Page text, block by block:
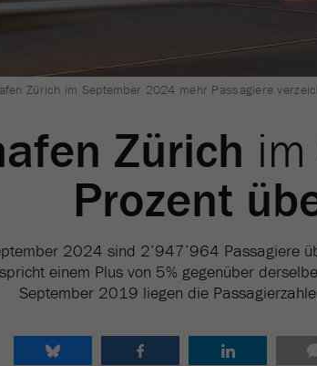
Zürich im September 2024 mehr Passagiere
Zürich
Prozent
2024 sind 2’947’964 Passagiere
einem Plus von 5% gegenüber
September 2019 liegen die